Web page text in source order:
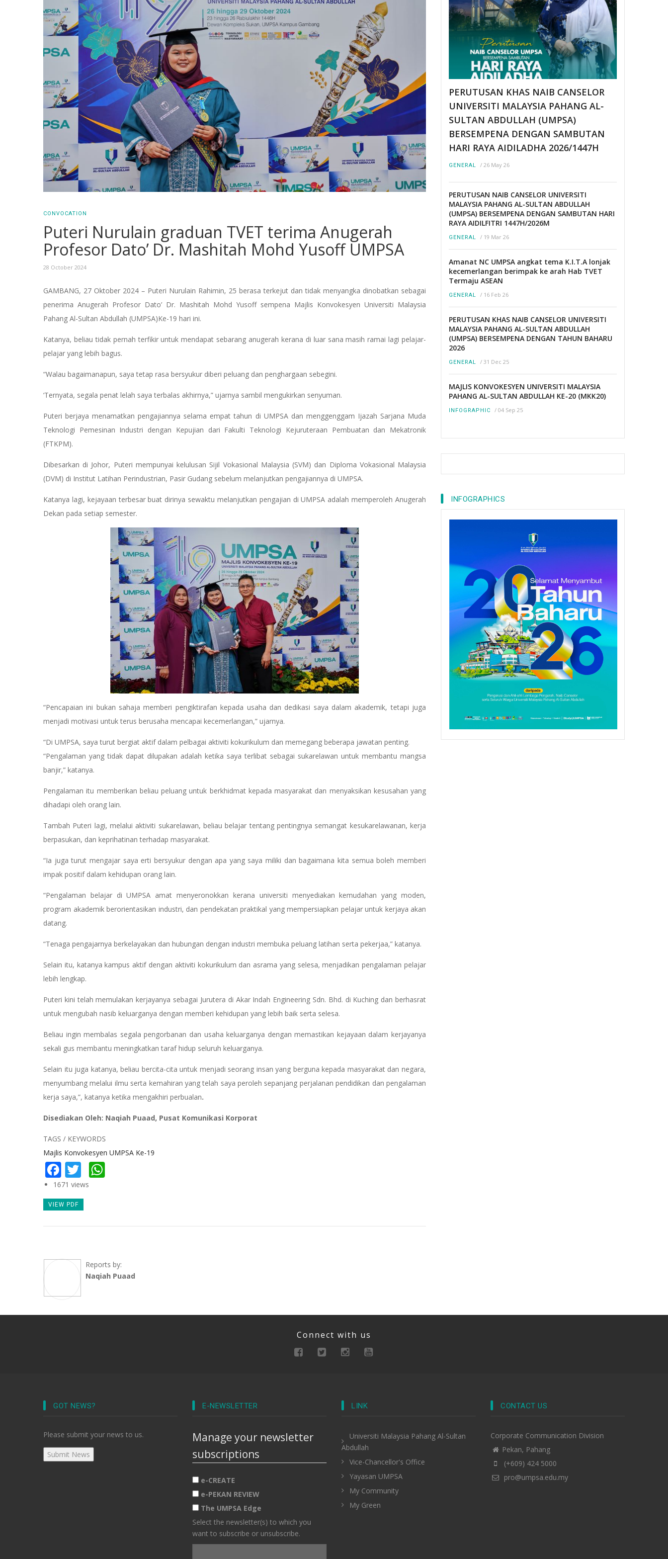
CONVOCATION
Puteri Nurulain graduan TVET terima Anugerah
Profesor Dato’ Dr. Mashitah Mohd Yusoff UMPSA
28 October 2024
GAMBANG, 27 Oktober 2024 – Puteri Nurulain Rahimin, 25 berasa terkejut dan tidak menyangka dinobatkan sebagai
penerima Anugerah Profesor Dato’ Dr. Mashitah Mohd Yusoff sempena Majlis Konvokesyen Universiti Malaysia
Pahang Al-Sultan Abdullah (UMPSA)Ke-19 hari ini.
Katanya, beliau tidak pernah terfikir untuk mendapat sebarang anugerah kerana di luar sana masih ramai lagi pelajar-
pelajar yang lebih bagus.
“Walau bagaimanapun, saya tetap rasa bersyukur diberi peluang dan penghargaan sebegini.
‘Ternyata, segala penat lelah saya terbalas akhirnya,” ujarnya sambil mengukirkan senyuman.
Puteri berjaya menamatkan pengajiannya selama empat tahun di UMPSA dan menggenggam Ijazah Sarjana Muda
Teknologi Pemesinan Industri dengan Kepujian dari Fakulti Teknologi Kejuruteraan Pembuatan dan Mekatronik
(FTKPM).
Dibesarkan di Johor, Puteri mempunyai kelulusan Sijil Vokasional Malaysia (SVM) dan Diploma Vokasional Malaysia
(DVM) di Institut Latihan Perindustrian, Pasir Gudang sebelum melanjutkan pengajiannya di UMPSA.
Katanya lagi, kejayaan terbesar buat dirinya sewaktu melanjutkan pengajian di UMPSA adalah memperoleh Anugerah
Dekan pada setiap semester.
“Pencapaian ini bukan sahaja memberi pengiktirafan kepada usaha dan dedikasi saya dalam akademik, tetapi juga
menjadi motivasi untuk terus berusaha mencapai kecemerlangan,” ujarnya.
“Di UMPSA, saya turut bergiat aktif dalam pelbagai aktiviti kokurikulum dan memegang beberapa jawatan penting.
“Pengalaman yang tidak dapat dilupakan adalah ketika saya terlibat sebagai sukarelawan untuk membantu mangsa
banjir,” katanya.
Pengalaman itu memberikan beliau peluang untuk berkhidmat kepada masyarakat dan menyaksikan kesusahan yang
dihadapi oleh orang lain.
Tambah Puteri lagi, melalui aktiviti sukarelawan, beliau belajar tentang pentingnya semangat kesukarelawanan, kerja
berpasukan, dan keprihatinan terhadap masyarakat.
“Ia juga turut mengajar saya erti bersyukur dengan apa yang saya miliki dan bagaimana kita semua boleh memberi
impak positif dalam kehidupan orang lain.
“Pengalaman belajar di UMPSA amat menyeronokkan kerana universiti menyediakan kemudahan yang moden,
program akademik berorientasikan industri, dan pendekatan praktikal yang mempersiapkan pelajar untuk kerjaya akan
datang.
“Tenaga pengajarnya berkelayakan dan hubungan dengan industri membuka peluang latihan serta pekerjaa,” katanya.
Selain itu, katanya kampus aktif dengan aktiviti kokurikulum dan asrama yang selesa, menjadikan pengalaman pelajar
lebih lengkap.
Puteri kini telah memulakan kerjayanya sebagai Jurutera di Akar Indah Engineering Sdn. Bhd. di Kuching dan berhasrat
untuk mengubah nasib keluarganya dengan memberi kehidupan yang lebih baik serta selesa.
Beliau ingin membalas segala pengorbanan dan usaha keluarganya dengan memastikan kejayaan dalam kerjayanya
sekali gus membantu meningkatkan taraf hidup seluruh keluarganya.
Selain itu juga katanya, beliau bercita-cita untuk menjadi seorang insan yang berguna kepada masyarakat dan negara,
menyumbang melalui ilmu serta kemahiran yang telah saya peroleh sepanjang perjalanan pendidikan dan pengalaman
kerja saya,”, katanya ketika mengakhiri perbualan.
Disediakan Oleh: Naqiah Puaad, Pusat Komunikasi Korporat
TAGS / KEYWORDS
Majlis Konvokesyen UMPSA Ke-19
Facebook
Twitter
1671 views
VIEW PDF
Reports by:
Naqiah Puaad
PERUTUSAN KHAS NAIB CANSELOR
UNIVERSITI MALAYSIA PAHANG AL-
SULTAN ABDULLAH (UMPSA)
BERSEMPENA DENGAN SAMBUTAN
HARI RAYA AIDILADHA 2026/1447H
GENERAL / 26 May 26
PERUTUSAN NAIB CANSELOR UNIVERSITI
MALAYSIA PAHANG AL-SULTAN ABDULLAH
(UMPSA) BERSEMPENA DENGAN SAMBUTAN HARI
RAYA AIDILFITRI 1447H/2026M
GENERAL / 19 Mar 26
Amanat NC UMPSA angkat tema K.I.T.A lonjak
kecemerlangan berimpak ke arah Hab TVET
Termaju ASEAN
GENERAL / 16 Feb 26
PERUTUSAN KHAS NAIB CANSELOR UNIVERSITI
MALAYSIA PAHANG AL-SULTAN ABDULLAH
(UMPSA) BERSEMPENA DENGAN TAHUN BAHARU
2026
GENERAL / 31 Dec 25
MAJLIS KONVOKESYEN UNIVERSITI MALAYSIA
PAHANG AL-SULTAN ABDULLAH KE-20 (MKK20)
INFOGRAPHIC / 04 Sep 25
INFOGRAPHICS
Connect with us
GOT NEWS?
Please submit your news to us.
E-NEWSLETTER
Manage your newsletter
subscriptions
e-CREATE
e-PEKAN REVIEW
The UMPSA Edge
Select the newsletter(s) to which you
want to subscribe or unsubscribe.
LINK
Universiti Malaysia Pahang Al-Sultan
Abdullah
Vice-Chancellor's Office
Yayasan UMPSA
My Community
My Green
CONTACT US
Corporate Communication Division
Pekan, Pahang
(+609) 424 5000
pro@umpsa.edu.my